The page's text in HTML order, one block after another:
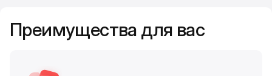
Преимущества для вас